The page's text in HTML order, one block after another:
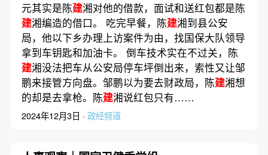
元其实是陈建湘对他的借款，面试和送红包都是陈
建湘编造的借口。 吃完早餐，陈建湘到县公安
局，他以下乡办理上访案件为由，找国保大队领导
拿到车钥匙和加油卡。 倒车技术实在不过关，陈
建湘没法把车从公安局停车坪倒出来，索性又让邹
鹏来接管方向盘。邹鹏以为要去财政局，陈建湘想
的却是去拿枪。陈建湘说红包只有……
2024年12月3日 · 政经频道